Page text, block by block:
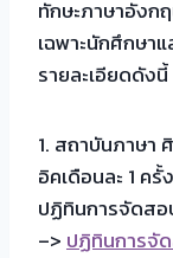
ทักษะภาษาอังก
เฉพาะนักศึกษา
รายละเอียดดังนี้
1. สถาบันภาษา
อิคเดือนละ 1 ค
ปฏิทินการจัดสอ
–> ปฏิทินการจั